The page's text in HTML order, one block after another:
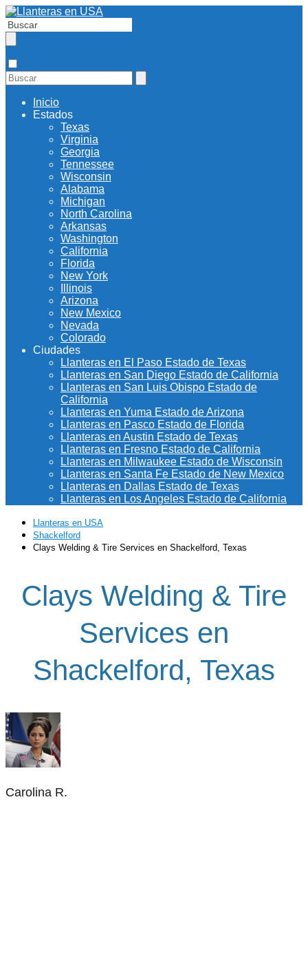
Inicio
Estados
Texas
Virginia
Georgia
Tennessee
Wisconsin
Alabama
Michigan
North Carolina
Arkansas
Washington
California
Florida
New York
Illinois
Arizona
New Mexico
Nevada
Colorado
Ciudades
Llanteras en El Paso Estado de Texas
Llanteras en San Diego Estado de California
Llanteras en San Luis Obispo Estado de
California
Llanteras en Yuma Estado de Arizona
Llanteras en Pasco Estado de Florida
Llanteras en Austin Estado de Texas
Llanteras en Fresno Estado de California
Llanteras en Milwaukee Estado de Wisconsin
Llanteras en Santa Fe Estado de New Mexico
Llanteras en Dallas Estado de Texas
Llanteras en Los Angeles Estado de California
Llanteras en USA
Shackelford
Clays Welding & Tire Services en Shackelford, Texas
Clays Welding & Tire
Services en
Shackelford, Texas
Carolina R.